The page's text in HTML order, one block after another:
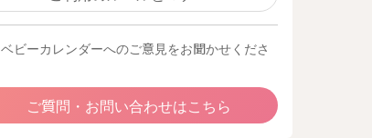
ベビーカレンダーへのご意見をお聞かせくださ
ご質問・お問い合わせはこちら